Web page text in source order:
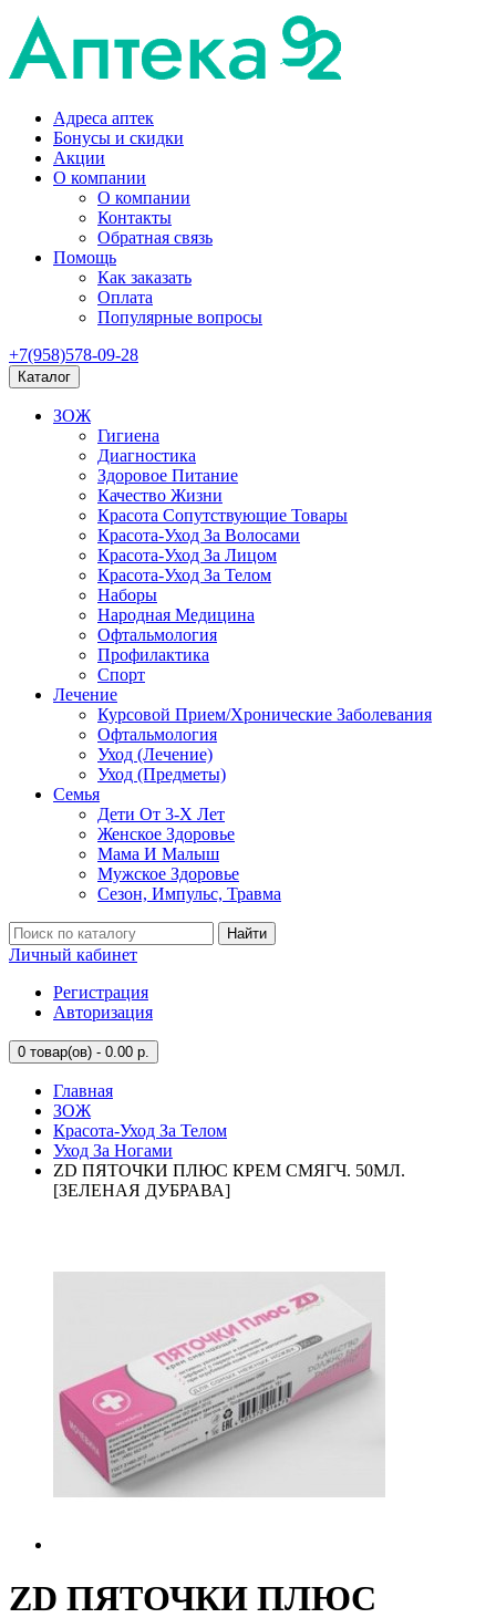
Адреса аптек
Бонусы и скидки
Акции
О компании
О компании
Контакты
Обратная связь
Помощь
Как заказать
Оплата
Популярные вопросы
+7(958)578-09-28
Каталог
ЗОЖ
Гигиена
Диагностика
Здоровое Питание
Качество Жизни
Красота Сопутствующие Товары
Красота-Уход За Волосами
Красота-Уход За Лицом
Красота-Уход За Телом
Наборы
Народная Медицина
Офтальмология
Профилактика
Спорт
Лечение
Курсовой Прием/Хронические Заболевания
Офтальмология
Уход (Лечение)
Уход (Предметы)
Семья
Дети От 3-Х Лет
Женское Здоровье
Мама И Малыш
Мужское Здоровье
Сезон, Импульс, Травма
Найти
Личный кабинет
Регистрация
Авторизация
0 товар(ов) - 0.00 р.
Главная
ЗОЖ
Красота-Уход За Телом
Уход За Ногами
ZD ПЯТОЧКИ ПЛЮС КРЕМ СМЯГЧ. 50МЛ.
[ЗЕЛЕНАЯ ДУБРАВА]
ZD ПЯТОЧКИ ПЛЮС